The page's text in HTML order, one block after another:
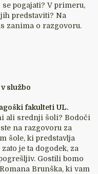
pogajati? V primeru,
predstaviti? Na
zanima o razgovoru.
službo
fakulteti UL.
ali srednji šoli? Bodoči
na razgovoru za
šole, ki predstavlja
je ta dogodek, za
Gostili bomo
Brunška, ki vam